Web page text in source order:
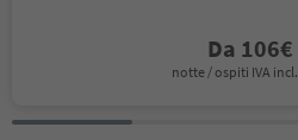
Da 106€
notte / ospiti IVA incl.